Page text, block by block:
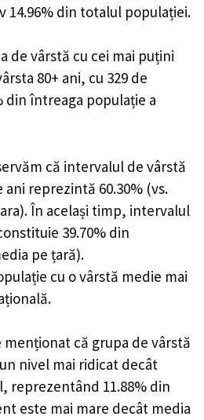
14.96% din totalul populației.
de vârstă cu cei mai puțini
80+ ani, cu 329 de
din întreaga populație a
că intervalul de vârstă
reprezintă 60.30% (vs.
În același timp, intervalul
39.70% din
pe țară).
cu o vârstă medie mai
menționat că grupa de vârstă
nivel mai ridicat decât
reprezentând 11.88% din
este mai mare decât media